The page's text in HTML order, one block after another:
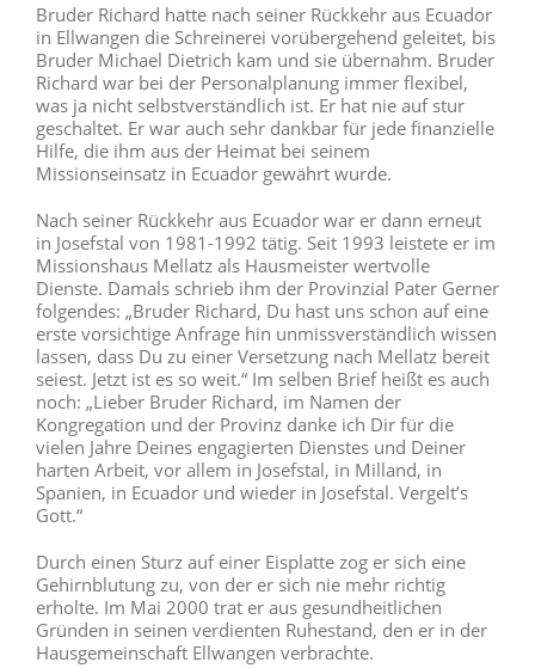
Bruder Richard hatte nach seiner Rückkehr aus Ecuador
in Ellwangen die Schreinerei vorübergehend geleitet, bis
Bruder Michael Dietrich kam und sie übernahm. Bruder
Richard war bei der Personalplanung immer flexibel,
was ja nicht selbstverständlich ist. Er hat nie auf stur
geschaltet. Er war auch sehr dankbar für jede finanzielle
Hilfe, die ihm aus der Heimat bei seinem
Missionseinsatz in Ecuador gewährt wurde.
Nach seiner Rückkehr aus Ecuador war er dann erneut
in Josefstal von 1981-1992 tätig. Seit 1993 leistete er im
Missionshaus Mellatz als Hausmeister wertvolle
Dienste. Damals schrieb ihm der Provinzial Pater Gerner
folgendes: „Bruder Richard, Du hast uns schon auf eine
erste vorsichtige Anfrage hin unmissverständlich wissen
lassen, dass Du zu einer Versetzung nach Mellatz bereit
seiest. Jetzt ist es so weit.“ Im selben Brief heißt es auch
noch: „Lieber Bruder Richard, im Namen der
Kongregation und der Provinz danke ich Dir für die
vielen Jahre Deines engagierten Dienstes und Deiner
harten Arbeit, vor allem in Josefstal, in Milland, in
Spanien, in Ecuador und wieder in Josefstal. Vergelt’s
Gott.“
Durch einen Sturz auf einer Eisplatte zog er sich eine
Gehirnblutung zu, von der er sich nie mehr richtig
erholte. Im Mai 2000 trat er aus gesundheitlichen
Gründen in seinen verdienten Ruhestand, den er in der
Hausgemeinschaft Ellwangen verbrachte.